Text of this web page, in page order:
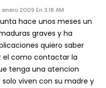
enero 2009 En 3:18 AM
hace unos meses un
graves y ha
quiero saber
el como contactar la
tenga una atencion
viven con su madre y